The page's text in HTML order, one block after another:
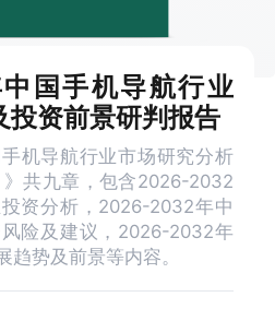
国手机导航行业
投资前景研判报告
机导航行业市场研究分析
共九章，包含2026-2032
资分析，2026-2032年中
险及建议，2026-2032年
趋势及前景等内容。